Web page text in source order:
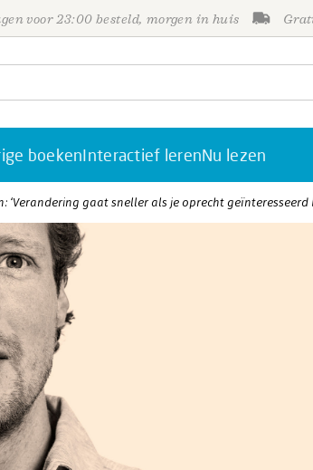
voor 23:00 besteld, morgen in huis
boekenInteractief lerenNu lezen
‘Verandering gaat sneller als je oprecht geïnteresseerd